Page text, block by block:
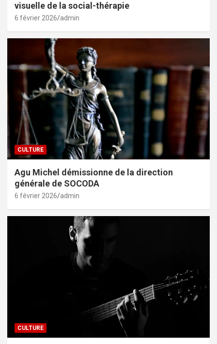
visuelle de la social-thérapie
6 février 2026 admin
CULTURE
Agu Michel démissionne de la direction
générale de SOCODA
6 février 2026 admin
CULTURE